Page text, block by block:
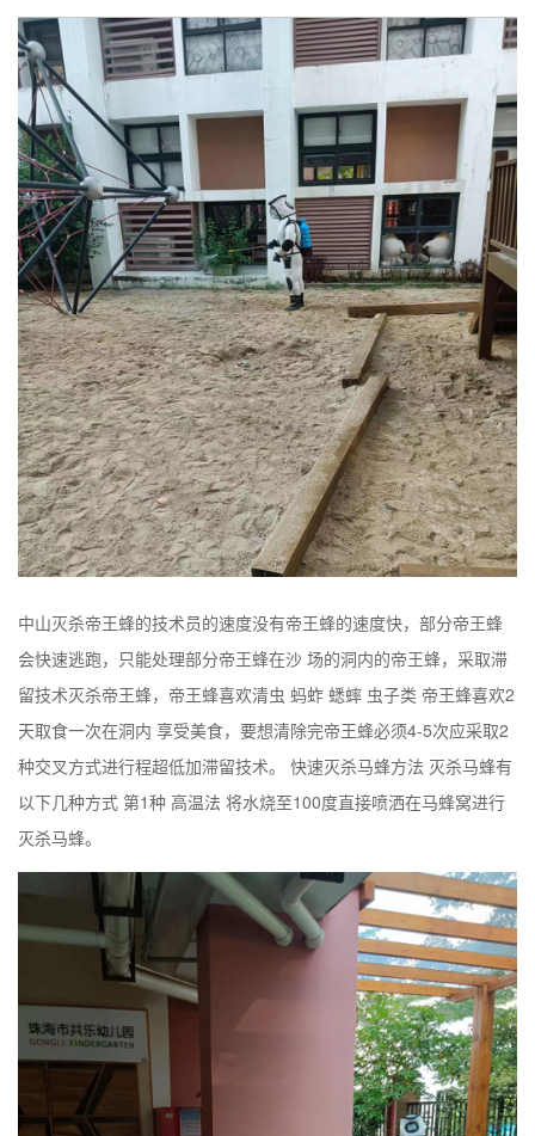
中山灭杀帝王蜂的技术员的速度没有帝王蜂的速度快，部分帝王蜂
会快速逃跑，只能处理部分帝王蜂在沙 场的洞内的帝王蜂，采取滞
留技术灭杀帝王蜂，帝王蜂喜欢清虫 蚂蚱 蟋蟀 虫子类 帝王蜂喜欢2
天取食一次在洞内 享受美食，要想清除完帝王蜂必须4-5次应采取2
种交叉方式进行程超低加滞留技术。 快速灭杀马蜂方法 灭杀马蜂有
以下几种方式 第1种 高温法 将水烧至100度直接喷洒在马蜂窝进行
灭杀马蜂。